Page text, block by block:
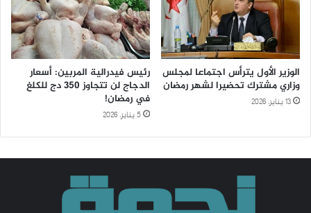
الوزير الأول يترأس اجتماعا لمجلس
وزاري مشترك تحضيرا لشهر رمضان
13 يناير، 2026
رئيس فيدرالية المربين: أسعار
الدجاج لن تتجاوز 350 دج للكلغ
في رمضان!
5 يناير، 2026